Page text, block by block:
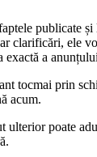
publicate și
clarificări, ele
exactă a
tocmai prin
acum.
ulterior poate